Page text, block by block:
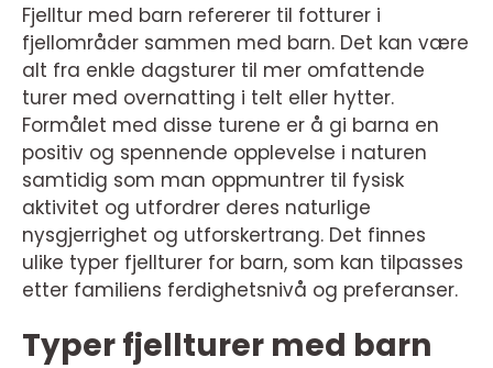
Fjelltur med barn refererer til fotturer i
fjellområder sammen med barn. Det kan være
alt fra enkle dagsturer til mer omfattende
turer med overnatting i telt eller hytter.
Formålet med disse turene er å gi barna en
positiv og spennende opplevelse i naturen
samtidig som man oppmuntrer til fysisk
aktivitet og utfordrer deres naturlige
nysgjerrighet og utforskertrang. Det finnes
ulike typer fjellturer for barn, som kan tilpasses
etter familiens ferdighetsnivå og preferanser.
Typer fjellturer med barn